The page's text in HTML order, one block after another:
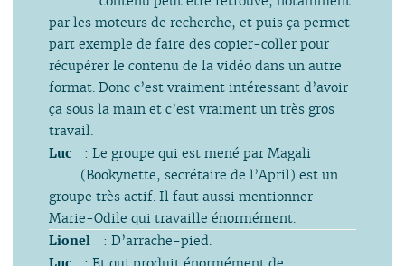
par les moteurs de recherche, et puis ça permet
part exemple de faire des copier-coller pour
récupérer le contenu de la vidéo dans un autre
format. Donc c’est vraiment intéressant d’avoir
ça sous la main et c’est vraiment un très gros
travail.
Luc
: Le groupe qui est mené par Magali
(Bookynette, secrétaire de l’April) est un
groupe très actif. Il faut aussi mentionner
Marie-Odile qui travaille énormément.
Lionel
: D’arrache-pied.